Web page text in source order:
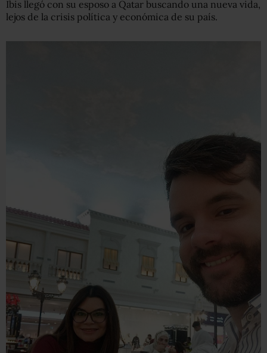
Ibis llegó con su esposo a Qatar buscando una nueva vida,
lejos de la crisis política y económica de su país.